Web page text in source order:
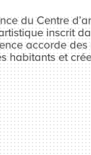
du Centre
inscrit
accorde
habitants et